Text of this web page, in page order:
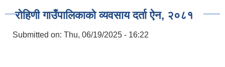
रोहिणी गाउँपालिकाको व्यवसाय दर्ता ऐन, २०८१
Submitted on: Thu, 06/19/2025 - 16:22